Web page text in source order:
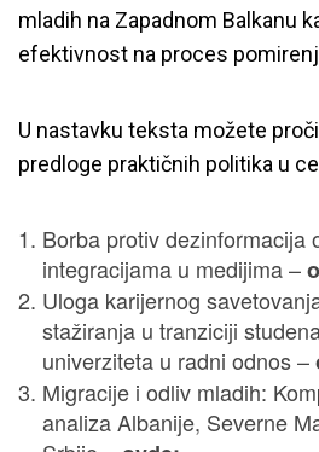
mladih na Zapadnom Balkanu
efektivnost na proces
U nastavku teksta možete
predloge praktičnih politika u
Borba protiv dezinformacija
integracijama u medijima –
Uloga karijernog
stažiranja u tranziciji
univerziteta u radni odnos –
Migracije i odliv mladih:
analiza Albanije, Severne